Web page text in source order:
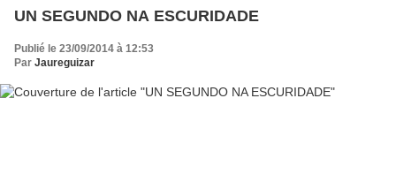
UN SEGUNDO NA ESCURIDADE
Publié le 23/09/2014 à 12:53
Par Jaureguizar